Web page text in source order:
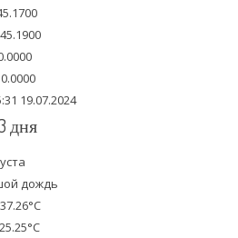
b
e
19.07.2024
дня
дождь
37.26°C
25.25°C